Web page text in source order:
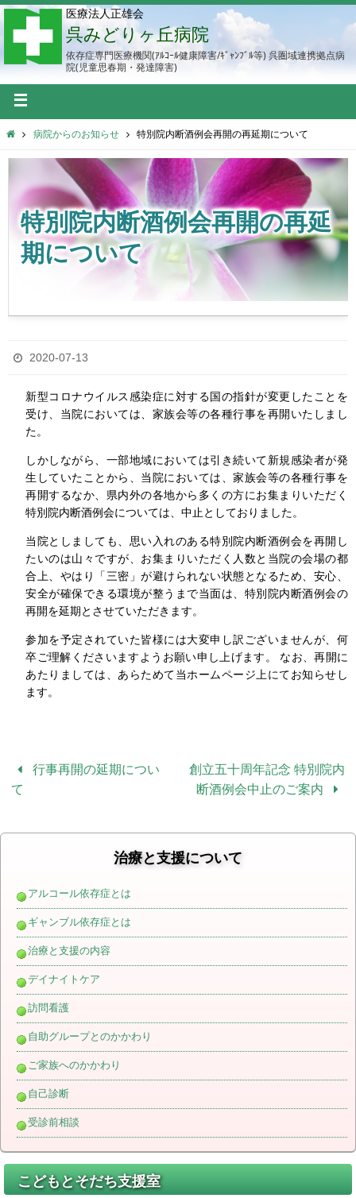
医療法人正雄会
呉みどりヶ丘病院
依存症専門医療機関(ｱﾙｺｰﾙ健康障害/ｷﾞｬﾝﾌﾞﾙ等) 呉圏域連携拠点病
院(児童思春期・発達障害)
病院からのお知らせ 特別院内断酒例会再開の再延期について
特別院内断酒例会再開の再延
期について
2020-07-13
新型コロナウイルス感染症に対する国の指針が変更したことを
受け、当院においては、家族会等の各種行事を再開いたしまし
た。
しかしながら、一部地域においては引き続いて新規感染者が発
生していたことから、当院においては、家族会等の各種行事を
再開するなか、県内外の各地から多くの方にお集まりいただく
特別院内断酒例会については、中止としておりました。
当院としましても、思い入れのある特別院内断酒例会を再開し
たいのは山々ですが、お集まりいただく人数と当院の会場の都
合上、やはり「三密」が避けられない状態となるため、安心、
安全が確保できる環境が整うまで当面は、特別院内断酒例会の
再開を延期とさせていただきます。
参加を予定されていた皆様には大変申し訳ございませんが、何
卒ご理解くださいますようお願い申し上げます。 なお、再開に
あたりましては、あらためて当ホームページ上にてお知らせし
ます。
行事再開の延期につい
て
創立五十周年記念 特別院内
断酒例会中止のご案内
治療と支援について
アルコール依存症とは
ギャンブル依存症とは
治療と支援の内容
デイナイトケア
訪問看護
自助グループとのかかわり
ご家族へのかかわり
自己診断
受診前相談
こどもとそだち支援室